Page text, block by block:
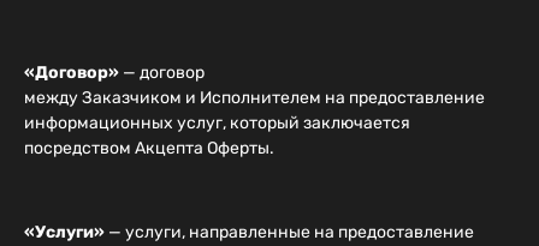
«Договор» — договор
между Заказчиком и Исполнителем на предоставление
информационных услуг, который заключается
посредством Акцепта Оферты.
«Услуги» — услуги, направленные на предоставление